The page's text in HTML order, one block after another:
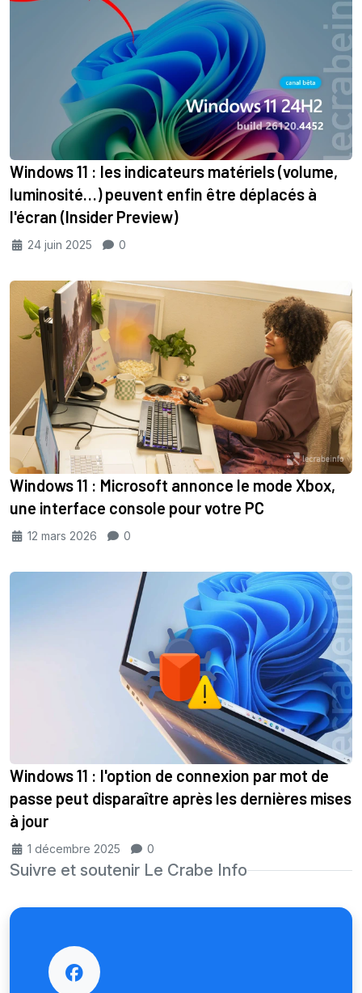
Windows 11 : les indicateurs matériels (volume,
luminosité…) peuvent enfin être déplacés à
l'écran (Insider Preview)
24 juin 2025 0
Windows 11 : Microsoft annonce le mode Xbox,
une interface console pour votre PC
12 mars 2026 0
Windows 11 : l'option de connexion par mot de
passe peut disparaître après les dernières mises
à jour
1 décembre 2025 0
Suivre et soutenir Le Crabe Info